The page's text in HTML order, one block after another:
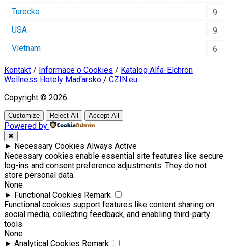
Turecko
9
USA
9
Vietnam
6
Kontakt / Informace o Cookies / Katalog Alfa-Elchron
Wellness Hotely Maďarsko / CZIN.eu
Copyright © 2026
Customize Reject All Accept All
Powered by
✖
► Necessary Cookies Always Active
Necessary cookies enable essential site features like secure
log-ins and consent preference adjustments. They do not
store personal data.
None
► Functional Cookies Remark
Functional cookies support features like content sharing on
social media, collecting feedback, and enabling third-party
tools.
None
► Analytical Cookies Remark